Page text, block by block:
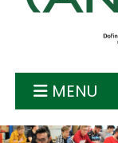
MENU